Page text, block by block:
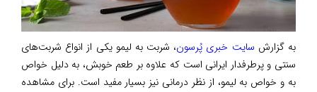
به گزارش سایت خبری پُرسون، شربت به لیمو یکی از انواع شربت‌های
سنتی و پرطرفدار ایرانی است که علاوه بر طعم خوبش، به دلیل خواص
به و خواص به لیمو، از نظر درمانی نیز بسیار مفید است. برای مشاهده